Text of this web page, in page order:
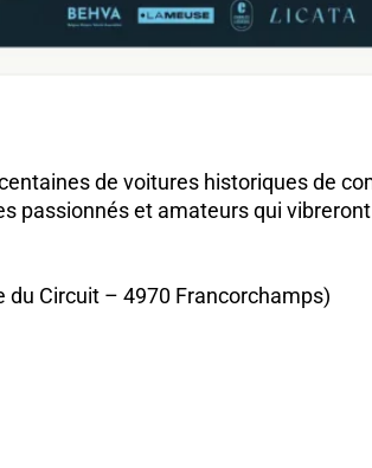
de voitures historiques de
passionnés et amateurs qui
du Circuit – 4970 Francorchamps)